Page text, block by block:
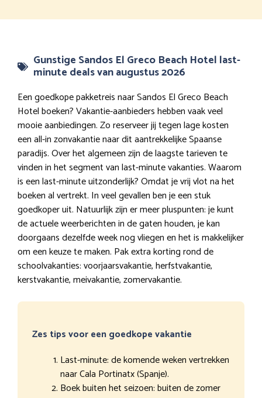
Gunstige Sandos El Greco Beach Hotel last-
minute deals van augustus 2026
Een goedkope pakketreis naar Sandos El Greco Beach
Hotel boeken? Vakantie-aanbieders hebben vaak veel
mooie aanbiedingen. Zo reserveer jij tegen lage kosten
een all-in zonvakantie naar dit aantrekkelijke Spaanse
paradijs. Over het algemeen zijn de laagste tarieven te
vinden in het segment van last-minute vakanties. Waarom
is een last-minute uitzonderlijk? Omdat je vrij vlot na het
boeken al vertrekt. In veel gevallen ben je een stuk
goedkoper uit. Natuurlijk zijn er meer pluspunten: je kunt
de actuele weerberichten in de gaten houden, je kan
doorgaans dezelfde week nog vliegen en het is makkelijker
om een keuze te maken. Pak extra korting rond de
schoolvakanties: voorjaarsvakantie, herfstvakantie,
kerstvakantie, meivakantie, zomervakantie.
Zes tips voor een goedkope vakantie
Last-minute: de komende weken vertrekken
naar Cala Portinatx (Spanje).
Boek buiten het seizoen: buiten de zomer